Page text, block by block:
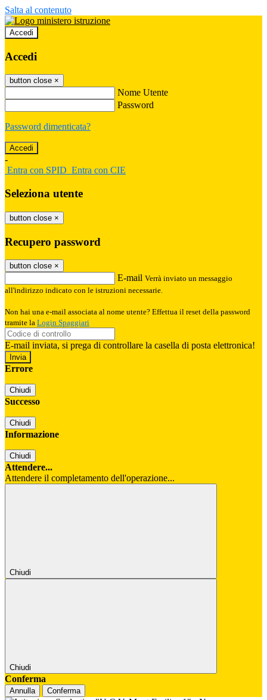
Salta al contenuto
Accedi
Accedi
button close ×
Nome Utente
Password
Password dimenticata?
-
Entra con SPID Entra con CIE
Seleziona utente
button close ×
Recupero password
button close ×
E-mail Verrà inviato un messaggio
all'indirizzo indicato con le istruzioni necessarie.
Non hai una e-mail associata al nome utente? Effettua il reset della password
tramite la Login Spaggiari
E-mail inviata, si prega di controllare la casella di posta elettronica!
Errore
Chiudi
Successo
Chiudi
Informazione
Chiudi
Attendere...
Attendere il completamento dell'operazione...
Chiudi
Chiudi
Conferma
Annulla Conferma